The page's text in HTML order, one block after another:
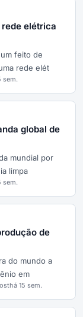
elétrica
feito de
rede elét
sem.
global de
mundial por
limpa
sem.
de
do mundo a
em
há 15 sem.